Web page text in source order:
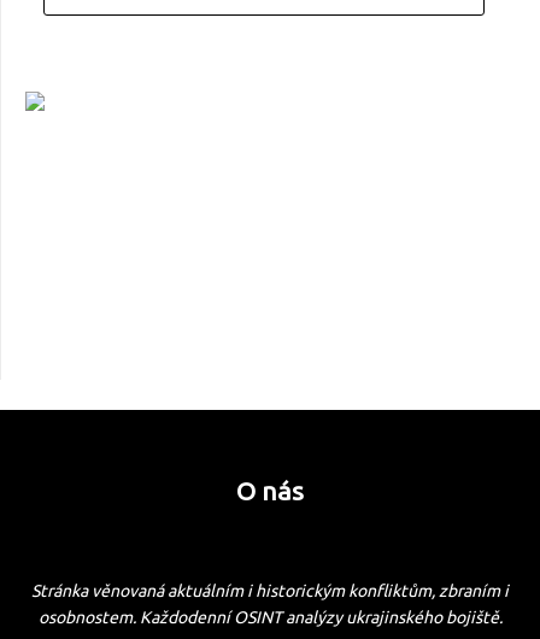
O nás
Stránka věnovaná aktuálním i historickým konfliktům, zbraním i
osobnostem. Každodenní OSINT analýzy ukrajinského bojiště.